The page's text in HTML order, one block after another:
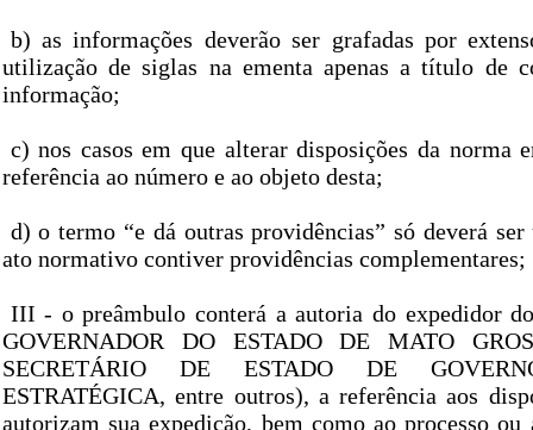
b) as informações deverão ser grafadas por
utilização de siglas na ementa apenas a título de
informação;
c) nos casos em que alterar disposições da norma
referência ao número e ao objeto desta;
d) o termo “e dá outras providências” só deverá
ato normativo contiver providências complementares;
III - o preâmbulo conterá a autoria do expedidor
GOVERNADOR DO ESTADO DE MATO
SECRETÁRIO DE ESTADO DE
ESTRATÉGICA, entre outros), a referência aos
autorizam sua expedição, bem como ao processo